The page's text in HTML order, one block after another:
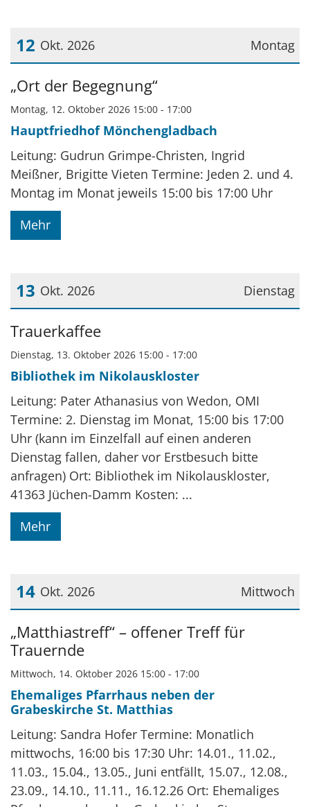
Montag
12 Okt. 2026
Datum: 12. Oktober 2026
„Ort der Begegnung“
Montag, 12. Oktober 2026 15:00 - 17:00
Hauptfriedhof Mönchengladbach
Leitung: Gudrun Grimpe-Christen, Ingrid
Meißner, Brigitte Vieten Termine: Jeden 2. und 4.
Montag im Monat jeweils 15:00 bis 17:00 Uhr
Mehr
Dienstag
13 Okt. 2026
Datum: 13. Oktober 2026
Trauerkaffee
Dienstag, 13. Oktober 2026 15:00 - 17:00
Bibliothek im Nikolauskloster
Leitung: Pater Athanasius von Wedon, OMI
Termine: 2. Dienstag im Monat, 15:00 bis 17:00
Uhr (kann im Einzelfall auf einen anderen
Dienstag fallen, daher vor Erstbesuch bitte
anfragen) Ort: Bibliothek im Nikolauskloster,
41363 Jüchen-Damm Kosten: ...
Mehr
Mittwoch
14 Okt. 2026
Datum: 14. Oktober 2026
„Matthiastreff“ – offener Treff für
Trauernde
Mittwoch, 14. Oktober 2026 15:00 - 17:00
Ehemaliges Pfarrhaus neben der
Grabeskirche St. Matthias
Leitung: Sandra Hofer Termine: Monatlich
mittwochs, 16:00 bis 17:30 Uhr: 14.01., 11.02.,
11.03., 15.04., 13.05., Juni entfällt, 15.07., 12.08.,
23.09., 14.10., 11.11., 16.12.26 Ort: Ehemaliges